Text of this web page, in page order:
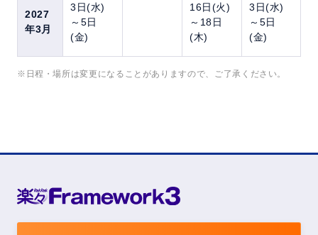
2027
年3月
3日(水)
～5日
(金)
16日(火)
～18日
(木)
3日(水)
～5日
(金)
※日程・場所は変更になることがありますので、ご了承ください。